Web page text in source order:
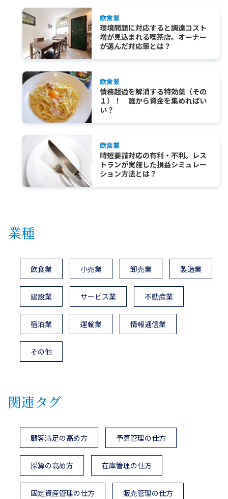
飲食業
環境問題に対応すると調達コスト
増が見込まれる喫茶店。オーナー
が選んだ対応策とは？
飲食業
債務超過を解消する特効薬（その
１）！ 誰から資金を集めればい
い？
飲食業
時短要請対応の有利・不利。レス
トランが実施した損益シミュレー
ション方法とは？
業種
飲食業 小売業 卸売業 製造業
建設業 サービス業 不動産業
宿泊業 運輸業 情報通信業
その他
関連タグ
顧客満足の高め方 予算管理の仕方
採算の高め方 在庫管理の仕方
固定資産管理の仕方 販売管理の仕方